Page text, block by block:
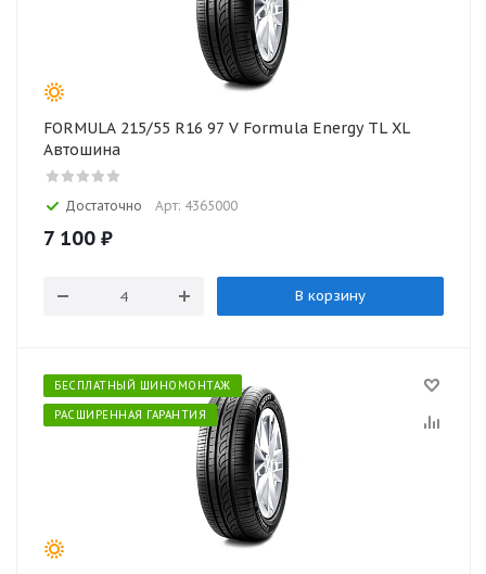
FORMULA 215/55 R16 97 V Formula Energy TL XL
Автошина
Достаточно Арт: 4365000
7 100 ₽
В корзину
БЕСПЛАТНЫЙ ШИНОМОНТАЖ
РАСШИРЕННАЯ ГАРАНТИЯ